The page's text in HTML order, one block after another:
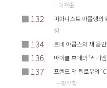
– 이재준
■ 132 피아니스트 아믈랭의
영
■ 134 르네 야콥스의 새 음
■ 136 마이클 호페의 ‘레퀴엠
■ 137
프렌드 앤 펠로우의
– 황우창